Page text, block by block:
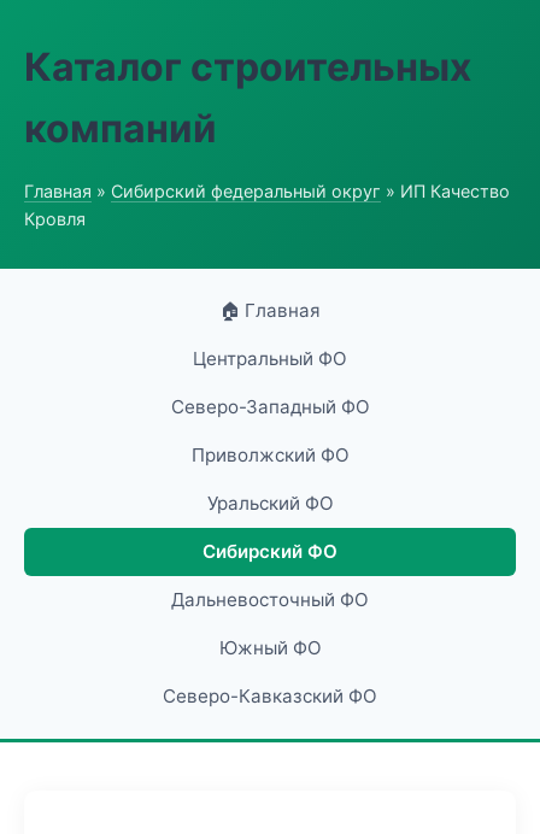
Каталог строительных
компаний
Главная » Сибирский федеральный округ » ИП Качество
Кровля
🏠 Главная
Центральный ФО
Северо-Западный ФО
Приволжский ФО
Уральский ФО
Сибирский ФО
Дальневосточный ФО
Южный ФО
Северо-Кавказский ФО